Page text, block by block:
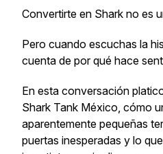
Convertirte en Shark no es
Pero cuando escuchas la
cuenta de por qué hace
En esta conversación
Shark Tank México, cómo
aparentemente pequeñas
puertas inesperadas y lo